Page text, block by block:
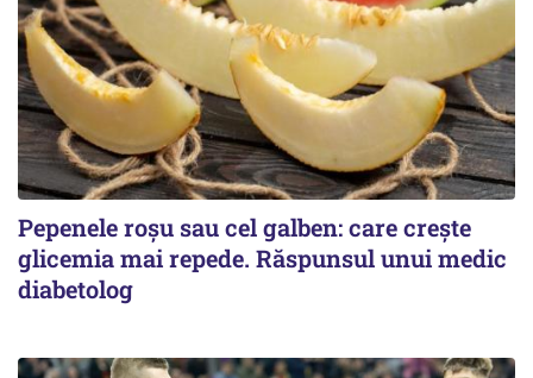
Pepenele roșu sau cel galben: care crește
glicemia mai repede. Răspunsul unui medic
diabetolog